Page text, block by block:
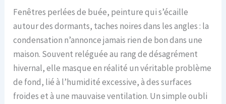
Fenêtres perlées de buée, peinture qui s’écaille
autour des dormants, taches noires dans les angles : la
condensation n’annonce jamais rien de bon dans une
maison. Souvent reléguée au rang de désagrément
hivernal, elle masque en réalité un véritable problème
de fond, lié à l’humidité excessive, à des surfaces
froides et à une mauvaise ventilation. Un simple oubli